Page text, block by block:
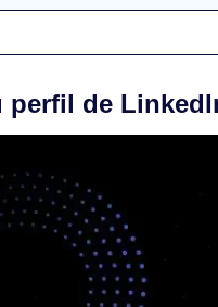
perfil de